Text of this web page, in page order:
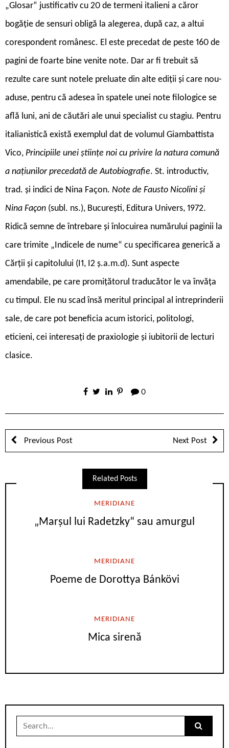
„Glosar“ justificativ cu 20 de termeni italieni a căror
bogăție de sensuri obligă la alegerea, după caz, a altui
corespondent românesc. El este precedat de peste 160 de
pagini de foarte bine venite note. Dar ar fi trebuit să
rezulte care sunt notele preluate din alte ediții și care nou-
aduse, pentru că adesea în spatele unei note filologice se
află luni, ani de căutări ale unui specialist cu stagiu. Pentru
italianistică există exemplul dat de volumul Giambattista
Vico, Principiile unei științe noi cu privire la natura comună
a națiunilor precedată de Autobiografie. St. introductiv,
trad. și indici de Nina Façon. Note de Fausto Nicolini și
Nina Façon (subl. ns.), București, Editura Univers, 1972.
Ridică semne de întrebare și înlocuirea numărului paginii la
care trimite „Indicele de nume“ cu specificarea generică a
Cărții și capitolului (I1, I2 ș.a.m.d). Sunt aspecte
amendabile, pe care promițătorul traducător le va învăța
cu timpul. Ele nu scad însă meritul principal al intreprinderii
sale, de care pot beneficia acum istorici, politologi,
eticieni, cei interesați de praxiologie și iubitorii de lecturi
clasice.
0
Previous Post Next Post
Related Posts
MERIDIANE
„Marşul lui Radetzky“ sau amurgul
MERIDIANE
Poeme de Dorottya Bánkövi
MERIDIANE
Mica sirenă
Search